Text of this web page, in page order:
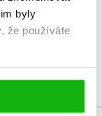
byly
že používáte
uživatelé